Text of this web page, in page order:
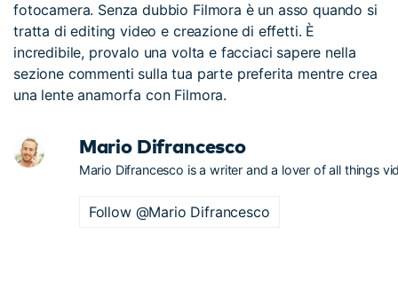
fotocamera. Senza dubbio Filmora è un asso quando si
tratta di editing video e creazione di effetti. È
incredibile, provalo una volta e facciaci sapere nella
sezione commenti sulla tua parte preferita mentre crea
una lente anamorfa con Filmora.
Mario Difrancesco
Mario Difrancesco is a writer and a lover of all things
Follow @Mario Difrancesco